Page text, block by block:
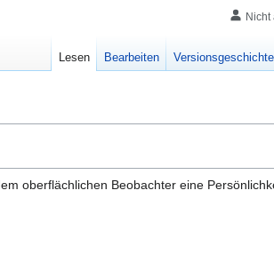
oberflächlichen Beobachter eine
Lesen Bearbeiten Versionsgeschichte